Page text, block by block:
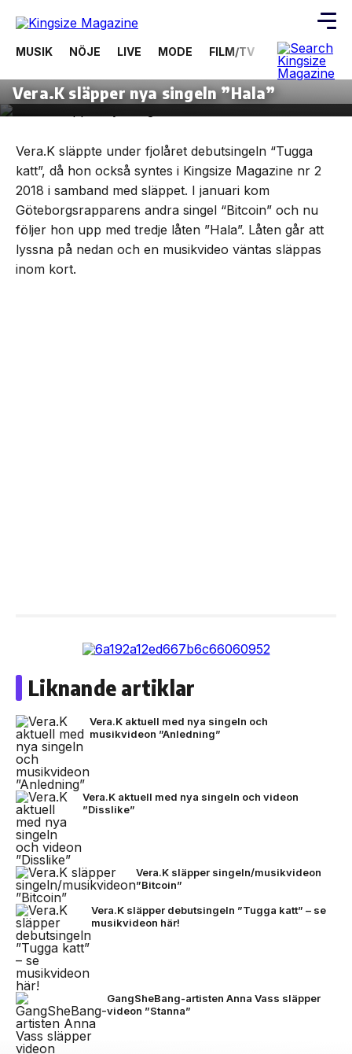
Skip
the
MUSIK NÖJE LIVE MODE FILM/TV VIDEOS
Vera.K släpper nya singeln ”Hala”
Vera.K släppte under fjolåret debutsingeln “Tugga
katt”, då hon också syntes i Kingsize Magazine nr 2
2018 i samband med släppet. I januari kom
Göteborgsrapparens andra singel “Bitcoin” och nu
följer hon upp med tredje låten ”Hala”. Låten går att
lyssna på nedan och en musikvideo väntas släppas
inom kort.
Liknande artiklar
Vera.K aktuell med nya singeln och
musikvideon ”Anledning”
Vera.K aktuell med nya singeln och videon
”Disslike”
Vera.K släpper singeln/musikvideon
”Bitcoin”
Vera.K släpper debutsingeln ”Tugga katt” – se
musikvideon här!
GangSheBang-artisten Anna Vass släpper
videon ”Stanna”